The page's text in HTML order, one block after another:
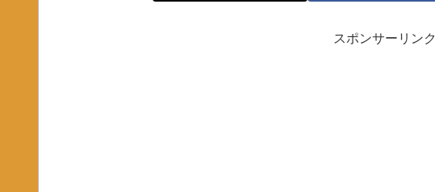
スポンサーリンク